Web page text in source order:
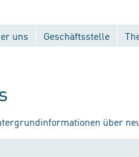
uns Geschäftsstelle
über